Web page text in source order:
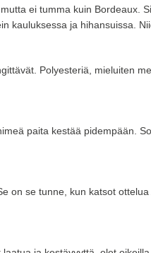
ei tumma kuin Bordeaux.
kauluksessa ja hihansuissa.
Polyesteriä, mieluiten
paita kestää pidempään.
on se tunne, kun katsot